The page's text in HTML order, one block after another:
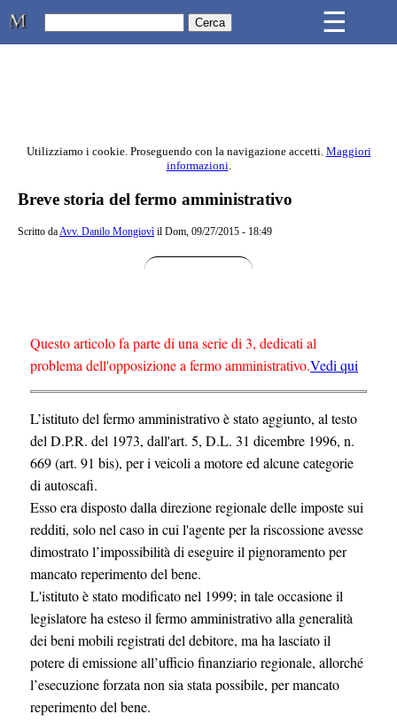
Studio Legale Mongiovì ☰
Contenuto principale della pagina
Utilizziamo i cookie. Proseguendo con la navigazione accetti. Maggiori
informazioni.
Breve storia del fermo amministrativo
Scritto daAvv. Danilo Mongiovì il Dom, 09/27/2015 - 18:49
Questo articolo fa parte di una serie di 3, dedicati al
problema dell'opposizione a fermo amministrativo.Vedi qui
L’istituto del fermo amministrativo è stato aggiunto, al testo
del D.P.R. del 1973, dall'art. 5, D.L. 31 dicembre 1996, n.
669 (art. 91 bis), per i veicoli a motore ed alcune categorie
di autoscafi.
Esso era disposto dalla direzione regionale delle imposte sui
redditi, solo nel caso in cui l'agente per la riscossione avesse
dimostrato l’impossibilità di eseguire il pignoramento per
mancato reperimento del bene.
L'istituto è stato modificato nel 1999; in tale occasione il
legislatore ha esteso il fermo amministrativo alla generalità
dei beni mobili registrati del debitore, ma ha lasciato il
potere di emissione all’ufficio finanziario regionale, allorché
l’esecuzione forzata non sia stata possibile, per mancato
reperimento del bene.